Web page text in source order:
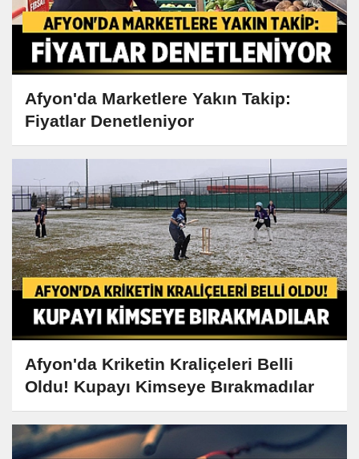
Afyon'da Marketlere Yakın Takip:
Fiyatlar Denetleniyor
Afyon'da Kriketin Kraliçeleri Belli
Oldu! Kupayı Kimseye Bırakmadılar